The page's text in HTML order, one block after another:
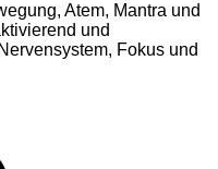
Atem, Mantra und
und
Fokus und